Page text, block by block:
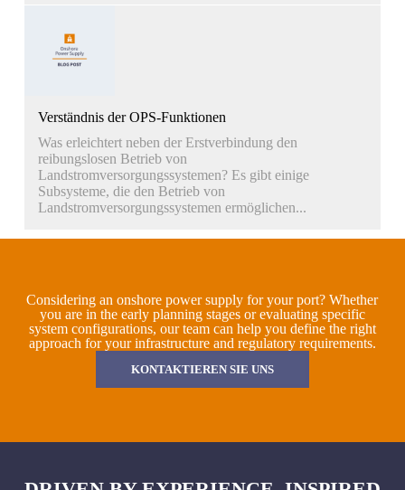
Verständnis der OPS-Funktionen
Was erleichtert neben der Erstverbindung den
reibungslosen Betrieb von
Landstromversorgungssystemen? Es gibt einige
Subsysteme, die den Betrieb von
Landstromversorgungssystemen ermöglichen...
Considering an onshore power supply for your port? Whether
you are in the early planning stages or evaluating specific
system configurations, our team can help you define the right
approach for your infrastructure and regulatory requirements.
KONTAKTIEREN SIE UNS